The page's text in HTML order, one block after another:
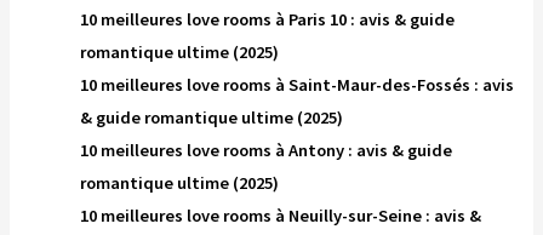
10 meilleures love rooms à Paris 10 : avis & guide
romantique ultime (2025)
10 meilleures love rooms à Saint-Maur-des-Fossés : avis
& guide romantique ultime (2025)
10 meilleures love rooms à Antony : avis & guide
romantique ultime (2025)
10 meilleures love rooms à Neuilly-sur-Seine : avis &